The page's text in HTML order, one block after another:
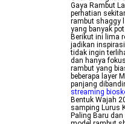
Gaya Rambut
perhatian
rambut shaggy
yang banyak
Berikut ini lima
jadikan
tidak ingin
dan hanya
rambut yang
beberapa layer
panjang
streaming
Bentuk Wajah
samping Lurus
Paling Baru